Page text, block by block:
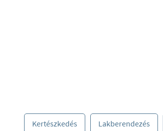
Kertészkedés Lakberendezés